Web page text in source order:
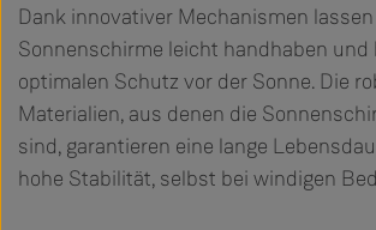
Dank innovativer Mechanismen
Sonnenschirme leicht handhaben und
optimalen Schutz vor der Sonne. Die
Materialien, aus denen die
sind, garantieren eine lange
hohe Stabilität, selbst bei windigen